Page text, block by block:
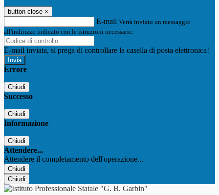
button close ×
E-mail Verrà inviato un messaggio
all'indirizzo indicato con le istruzioni necessarie.
E-mail inviata, si prega di controllare la casella di posta elettronica!
Errore
Chiudi
Successo
Chiudi
Informazione
Chiudi
Attendere...
Attendere il completamento dell'operazione...
Chiudi
Chiudi